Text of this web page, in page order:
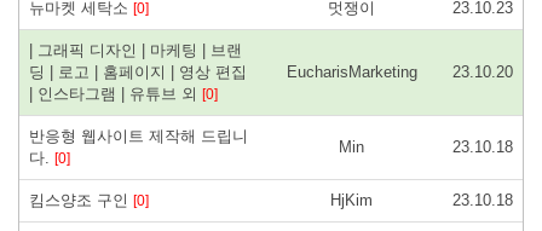
뉴마켓 세탁소 [0] 멋쟁이 23.10.23
| 그래픽 디자인 | 마케팅 | 브랜
딩 | 로고 | 홈페이지 | 영상 편집
| 인스타그램 | 유튜브 외 [0]
EucharisMarketing 23.10.20
반응형 웹사이트 제작해 드립니
다. [0]
Min 23.10.18
킴스양조 구인 [0] HjKim 23.10.18